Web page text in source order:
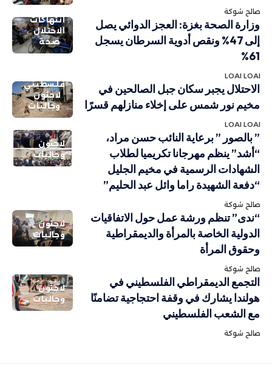
صالح شوكة
انتهاكات
الاحتلال
صحة
وزارة الصحة بغزة: العجز الدوائي يصل
إلى 47% ونقص أدوية السرطان يسجل
61%
LOAI LOAI
فلسطيني
لاجئون
وجاليات
الاحتلال يجبر سكان جبل الصالحين في
مخيم نور شمس على إخلاء منازلهم قسرًا
LOAI LOAI
لاجئون
وجاليات
” بالصور ” برعاية النائب حسن مراد،
“أشد” ينظم مهرجانا تكريميا لطلاب
الشهادات الرسمية في مخيم الجليل
“دفعة الشهيدة راما وائل عبد الحليم”
صالح شوكة
لاجئون
وجاليات
“ندى” تنظم ورشة عمل حول الاتفاقيات
الدولية الخاصة بالمرأة والديمقراطية
وحقوق المرأة
صالح شوكة
لاجئون
وجاليات
التجمع الديمقراطي الفلسطيني في
هولندا يشارك في وقفة احتجاجية تضامنًا
مع الشعب الفلسطيني
صالح شوكة